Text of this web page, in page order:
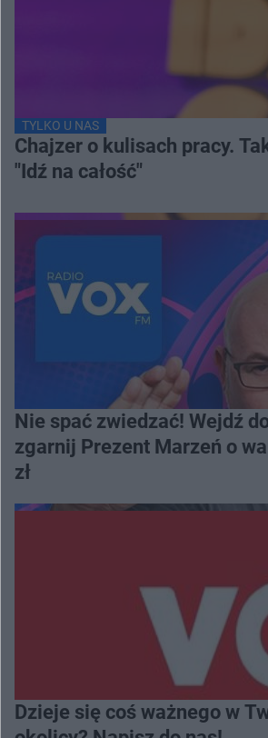
TYLKO U NAS
Chajzer o kulisach pracy.
"Idź na całość"
Nie spać zwiedzać! Wejdź
zgarnij Prezent Marzeń o
zł
Dzieje się coś ważnego w